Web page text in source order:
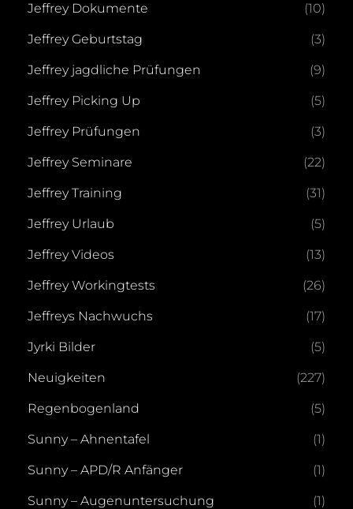
Jeffrey Dokumente (10)
Jeffrey Geburtstag (3)
Jeffrey jagdliche Prüfungen (9)
Jeffrey Picking Up (5)
Jeffrey Prüfungen (3)
Jeffrey Seminare (22)
Jeffrey Training (31)
Jeffrey Urlaub (5)
Jeffrey Videos (13)
Jeffrey Workingtests (26)
Jeffreys Nachwuchs (17)
Jyrki Bilder (5)
Neuigkeiten (227)
Regenbogenland (5)
Sunny – Ahnentafel (1)
Sunny – APD/R Anfänger (1)
Sunny – Augenuntersuchung (1)